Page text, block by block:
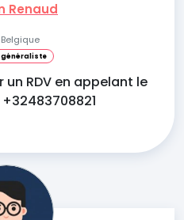
Renaud
généraliste
RDV en appelant le